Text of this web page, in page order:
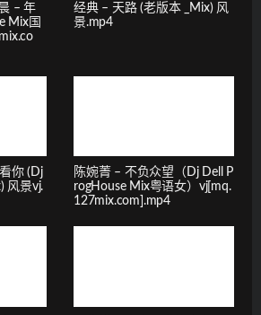
– 年
Mix国
经典 – 天路 (老版本 _Mix) 风
景.mp4
你 (Dj
风景vj.
陈婉菁 – 不负众望（Dj Dell P
rogHouse Mix粤语女）vj[mq.
127mix.com].mp4